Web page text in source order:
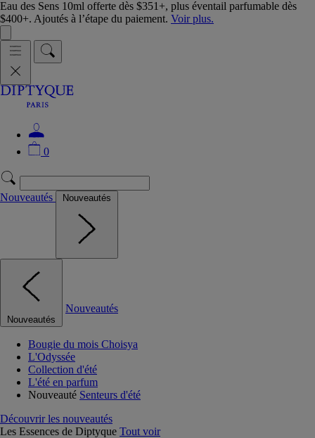
Eau des Sens 10ml offerte dès $351+, plus éventail parfumable dès
$400+. Ajoutés à l’étape du paiement. Voir plus.
0
Nouveautés Nouveautés
Nouveautés
Nouveautés
Bougie du mois Choisya
L'Odyssée
Collection d'été
L'été en parfum
Nouveauté Senteurs d'été
Découvrir les nouveautés
Les Essences de Diptyque Tout voir